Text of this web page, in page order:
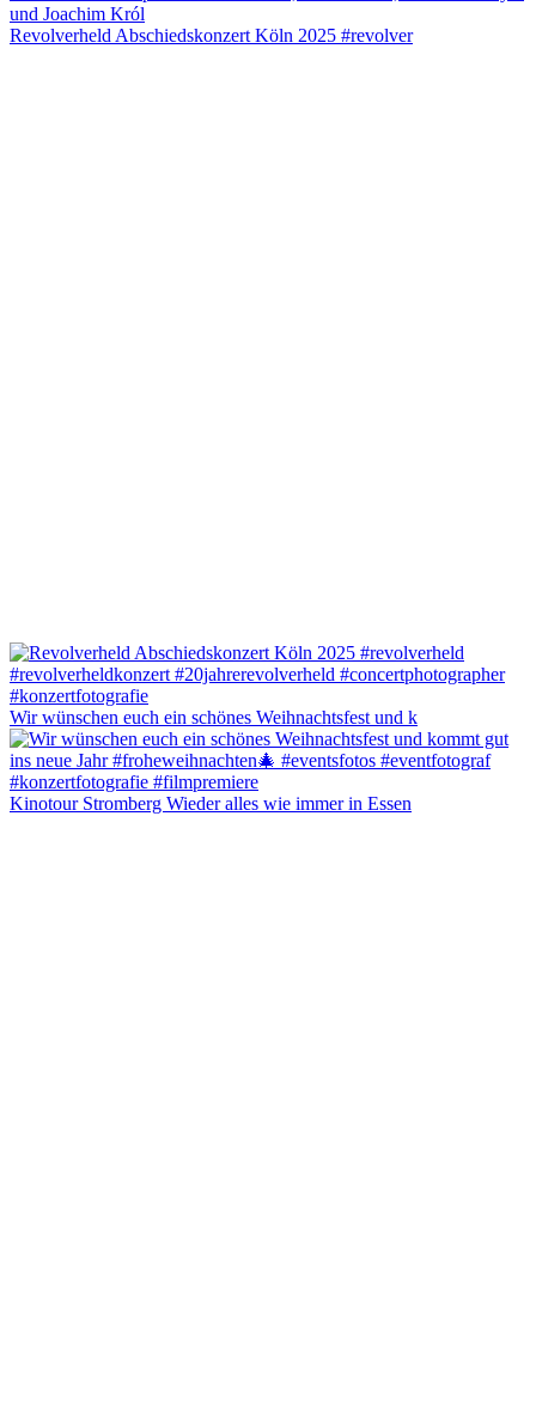
Revolverheld Abschiedskonzert Köln 2025 #revolver
Wir wünschen euch ein schönes Weihnachtsfest und k
Kinotour Stromberg Wieder alles wie immer in Essen